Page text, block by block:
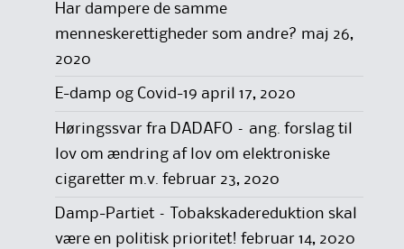
Har dampere de samme
menneskerettigheder som andre? maj 26,
2020
E-damp og Covid-19 april 17, 2020
Høringssvar fra DADAFO – ang. forslag til
lov om ændring af lov om elektroniske
cigaretter m.v. februar 23, 2020
Damp-Partiet – Tobakskadereduktion skal
være en politisk prioritet! februar 14, 2020